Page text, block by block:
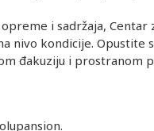
i sadržaja, Centar
nivo kondicije. Opustite
đakuziju i prostranom